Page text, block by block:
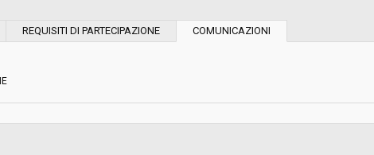
invito":
REQUISITI DI PARTECIPAZIONE COMUNICAZIONI